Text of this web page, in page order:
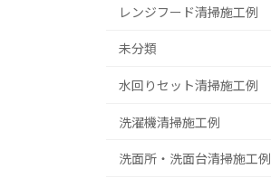
レンジフード清掃施工例
未分類
水回りセット清掃施工例
洗濯機清掃施工例
洗面所・洗面台清掃施工例